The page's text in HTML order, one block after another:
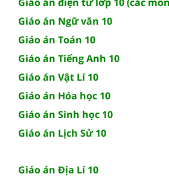
Giáo án Ngữ văn 10
Giáo án Toán 10
Giáo án Tiếng Anh 10
Giáo án Vật Lí 10
Giáo án Hóa học 10
Giáo án Sinh học 10
Giáo án Lịch Sử 10
Giáo án Địa Lí 10